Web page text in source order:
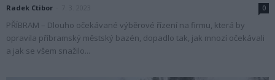
Radek Ctibor 0
PŘÍBRAM – Dlouho očekávané výběrové řízení na firmu, která by
opravila příbramský městský bazén, dopadlo tak, jak mnozí očekávali
a jak se všem snažilo...